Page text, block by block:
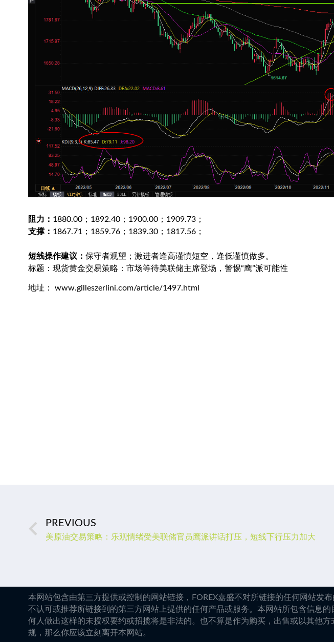
阻力： 1880.00；1892.40；1900.00；1909.73；
支撑： 1867.71；1859.76；1839.30；1817.56；
短线操作建议： 保守者观望；激进者逢高谨慎短空，逢低谨慎做多。
标题：现货黄金交易策略：市场等待美联储主席登场，警惕“鹰”派可能性
地址： www.gilleszerlini.com/article/1497.html
PREVIOUS
美原油交易策略：乐观情绪受美联储官员鹰派讲话打压，短线下行压力加大
本网站包含由第三方提供或控制的网站链接，FOREX嘉盛不对所链接的任何网站发
不认可或推荐所链接到的第三方网站上提供的任何产品或服务。本网站所包含信息
何人做出这样的未授权要约或招揽将是非法的。也不算是作为购买，出售或以其他
规，那么你应该立刻离开本网站。